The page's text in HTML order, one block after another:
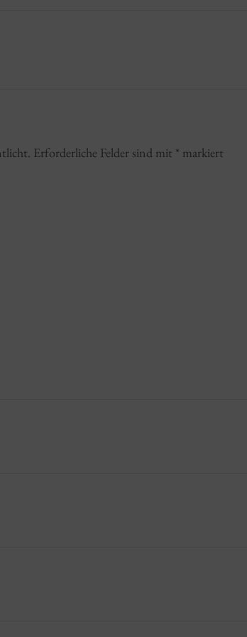
Erforderliche Felder sind mit * markiert